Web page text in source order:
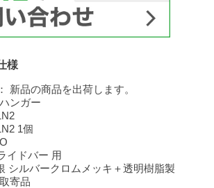
様
新品の商品を出荷します。
ンガー
1個
イドバー 用
シルバークロムメッキ＋透明樹脂製
寄品